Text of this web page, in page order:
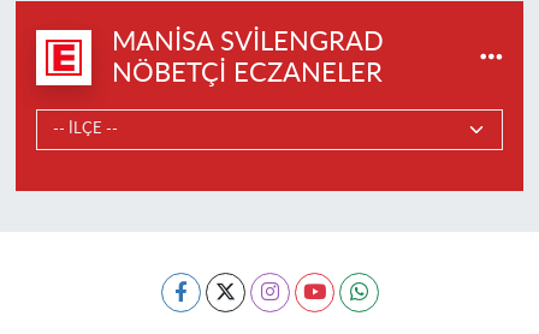
MANISA SVILENGRAD
NÖBETÇI ECZANELER